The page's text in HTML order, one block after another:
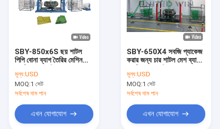
SBY-850x6S ছয় শাটল
পিপি বোনা ব্যাগ তৈরির মেশিন
মূল্য:USD
MOQ:1 সেট
সর্বশেষ দাম পান
এখন যোগাযোগ
SBY-650X4 সবজি প্যাকেজ
করার জন্য চার শাটল মেশ ব্যাগ
মূল্য:USD
MOQ:1 সেট
সর্বশেষ দাম পান
এখন যোগাযোগ